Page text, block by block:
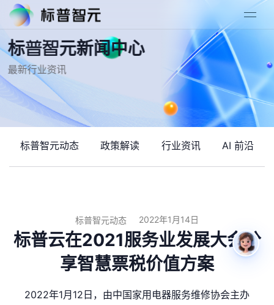
标普智元新闻中心
最新行业资讯
标普智元动态 政策解读 行业资讯 AI 前沿
标普智元动态 2022年1月14日
标普云在2021服务业发展大会分
享智慧票税价值方案
2022年1月12日，由中国家用电器服务维修协会主办